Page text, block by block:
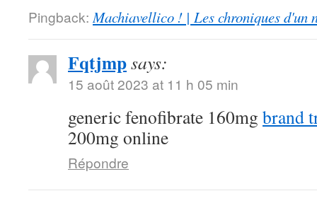
Pingback: Machiavellico ! | Les chroniques d'un
Fqtjmpsays:
15 août 2023 at 11 h 05 min
generic fenofibrate 160mg brand
200mg online
Répondre